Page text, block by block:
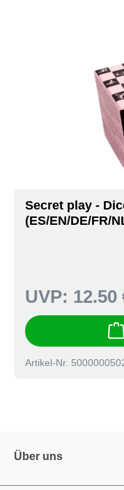
Secret play -
(ES/EN/DE/FR/
UVP: 12.50
Artikel-Nr.
Über uns